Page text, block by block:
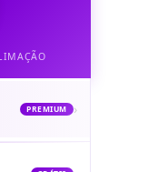
PREMIUM ›